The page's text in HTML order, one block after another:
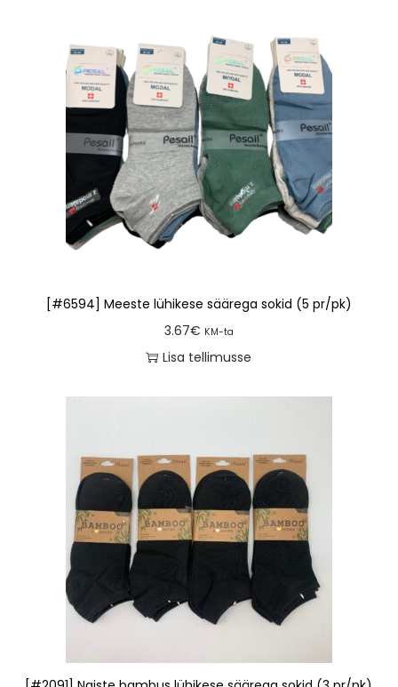
[#6594] Meeste lühikese säärega sokid (5 pr/pk)
3.67€ KM-ta
Lisa tellimusse